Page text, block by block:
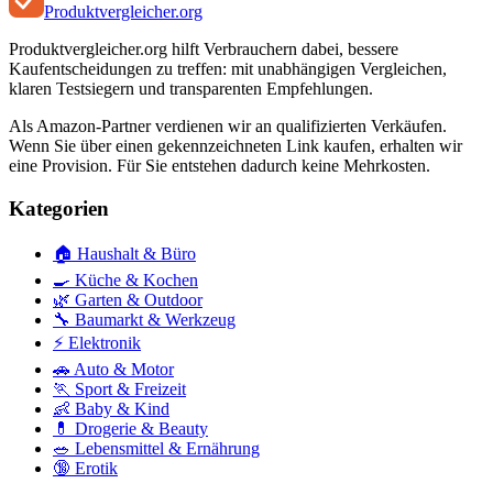
Produktvergleicher.org
Produktvergleicher.org hilft Verbrauchern dabei, bessere
Kaufentscheidungen zu treffen: mit unabhängigen Vergleichen,
klaren Testsiegern und transparenten Empfehlungen.
Als Amazon-Partner verdienen wir an qualifizierten Verkäufen.
Wenn Sie über einen gekennzeichneten Link kaufen, erhalten wir
eine Provision. Für Sie entstehen dadurch keine Mehrkosten.
Kategorien
🏠 Haushalt & Büro
🍳 Küche & Kochen
🌿 Garten & Outdoor
🔧 Baumarkt & Werkzeug
⚡ Elektronik
🚗 Auto & Motor
🏃 Sport & Freizeit
👶 Baby & Kind
💊 Drogerie & Beauty
🥗 Lebensmittel & Ernährung
🔞 Erotik